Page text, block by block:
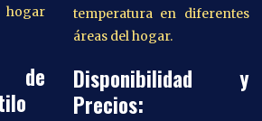
de
temperatura en diferentes
áreas del hogar.
Disponibilidad y
Precios: